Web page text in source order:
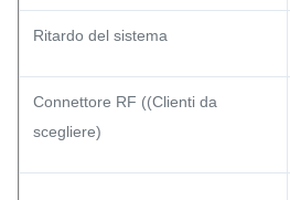
Ritardo del sistema
Connettore RF ((Clienti da
scegliere)